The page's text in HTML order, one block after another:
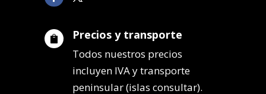
 Precios y transporte
Todos nuestros precios
incluyen IVA y transporte
peninsular (islas consultar).